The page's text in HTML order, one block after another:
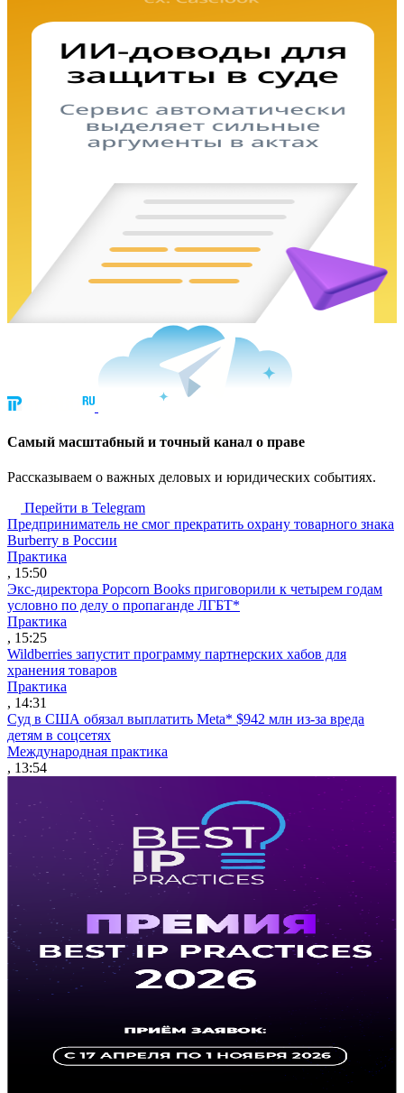
Cамый масштабный и точный канал о праве
Рассказываем о важных деловых и юридических событиях.
Перейти в Telegram
Предприниматель не смог прекратить охрану товарного знака
Burberry в России
Практика
, 15:50
Экс-директора Popcorn Books приговорили к четырем годам
условно по делу о пропаганде ЛГБТ*
Практика
, 15:25
Wildberries запустит программу партнерских хабов для
хранения товаров
Практика
, 14:31
Суд в США обязал выплатить Meta* $942 млн из-за вреда
детям в соцсетях
Международная практика
, 13:54